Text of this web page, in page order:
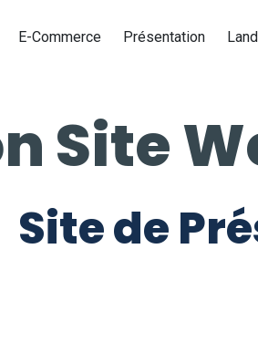
E-Commerce Présentation
Site
Site de